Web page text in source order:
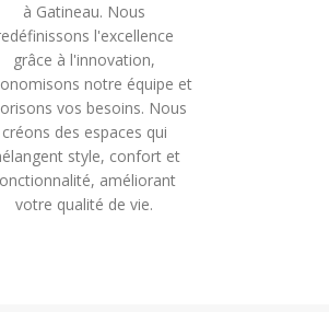
à Gatineau. Nous
l'excellence
grâce à l'innovation,
notre équipe et
vos besoins. Nous
créons des espaces qui
style, confort et
améliorant
votre qualité de vie.